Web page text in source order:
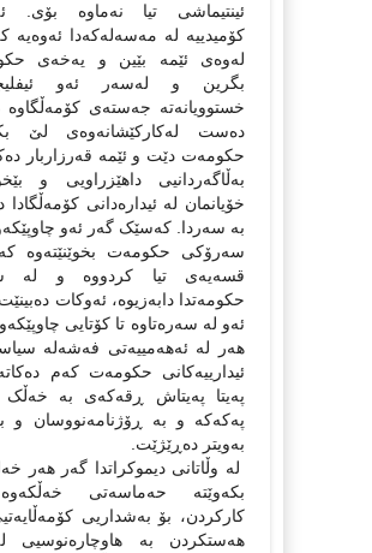
ئینتیماشی تیا نه‌ماوه‌ بۆی.
کۆمیدییه‌ له‌ مه‌سه‌له‌که‌دا ئه‌وه‌یه‌
له‌وه‌ی ئێمه‌ بێین و یه‌خه‌ی
بگرین و له‌سه‌ر ئه‌و
خستوویانه‌ته‌ جه‌سته‌ی کۆمه‌ڵگاوه‌
ده‌ست له‌کارکێشانه‌وه‌ی لێ
حکومه‌ت دێت و ئێمه‌ قه‌رزاربار
به‌ڵاگه‌ردانیی داهێزراویی و
خۆیانمان له‌ ئیداره‌دانی کۆمه‌ڵگادا
به‌ سه‌ردا. که‌سێک گه‌ر ئه‌و
سه‌رۆکی حکومه‌ت بخوێنێته‌وه‌
قسه‌یه‌ی تیا کردووه‌ و له‌
حکومه‌تدا دابه‌زیوه‌، ئه‌وکات
ئه‌و له‌ سه‌ره‌تاوه‌ تا کۆتایی
هه‌ر له‌ ئه‌هه‌مییه‌تی فه‌شه‌له‌
ئیدارییه‌کانی حکومه‌ت که‌م
په‌یتا په‌یتاش ڕقه‌که‌ی به‌
په‌که‌که‌ و به‌ ڕۆژنامه‌نووسان و
به‌ویتر ده‌ڕێژێت.
له‌ وڵاتانی دیموکراتدا گه‌ر هه‌ر
بکه‌وێته‌ حه‌ماسه‌تی
کارکردن، بۆ به‌شداریی
هه‌ستکردن به‌ هاوچاره‌نوسیی